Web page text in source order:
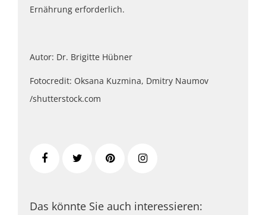
Ernährung erforderlich.
Autor: Dr. Brigitte Hübner
Fotocredit: Oksana Kuzmina, Dmitry Naumov
/shutterstock.com
Das könnte Sie auch interessieren: